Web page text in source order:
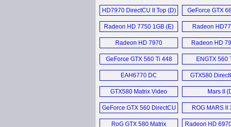
Top (D)
II TOP
HD7970 DirectCU II Top (D)
GeForce GTX
Radeon HD 7750 1GB (E)
Radeon
1GD5
Radeon HD 7970
Crossfire (E)
Radeon HD
CrossFire
GeForce GTX 560 Ti 448
Cores Direct CU II
1280MB (E)
ENGTX 560
DCII/2DIS/
EAH6770 DC
SL/2DI/1GD5 (D)
GTX580
GTX580 Matrix Video
Card (E)
Mars II
GeForce GTX 560 DirectCU
II TOP (E)
ROG MARS II
RoG GTX 580 Matrix
Radeon HD